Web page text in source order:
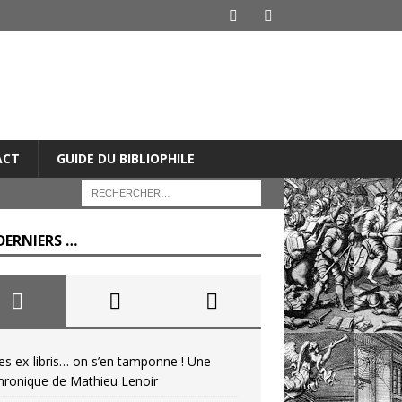
GUIDE DU BIBLIOPHILE
…
ex-libris… on s’en tamponne ! Une
de Mathieu Lenoir